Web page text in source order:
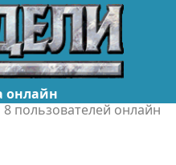
пользователей онлайн
онлайн